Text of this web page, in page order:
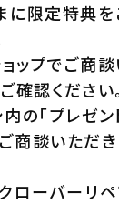
限定特典を
ップでご商
確認ください。
「プレゼン
商談いただ
ローバーリ